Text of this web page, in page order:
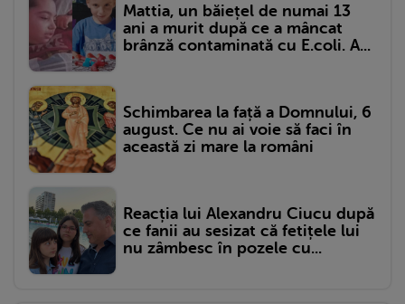
Mattia, un băiețel de numai 13
ani a murit după ce a mâncat
brânză contaminată cu E.coli. A...
Schimbarea la față a Domnului, 6
august. Ce nu ai voie să faci în
această zi mare la români
Reacția lui Alexandru Ciucu după
ce fanii au sesizat că fetițele lui
nu zâmbesc în pozele cu...